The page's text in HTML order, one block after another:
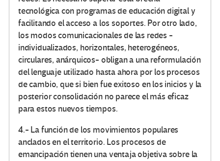
tecnológica con programas de educación digital y
facilitando el acceso a los soportes. Por otro lado,
los modos comunicacionales de las redes -
individualizados, horizontales, heterogéneos,
circulares, anárquicos- obligan a una reformulación
del lenguaje utilizado hasta ahora por los procesos
de cambio, que si bien fue exitoso en los inicios y la
posterior consolidación no parece el más eficaz
para estos nuevos tiempos.
4.- La función de los movimientos populares
anclados en el territorio. Los procesos de
emancipación tienen una ventaja objetiva sobre la